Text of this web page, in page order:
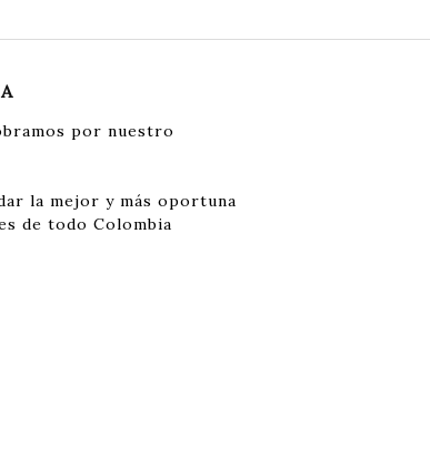
por nuestro
la mejor y más oportuna
de todo Colombia